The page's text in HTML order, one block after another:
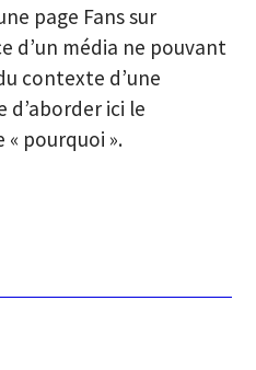
page Fans sur
d’un média ne pouvant
contexte d’une
d’aborder ici le
« pourquoi ».